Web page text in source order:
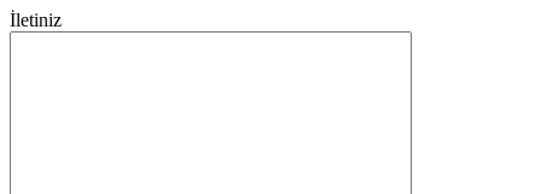
İletiniz